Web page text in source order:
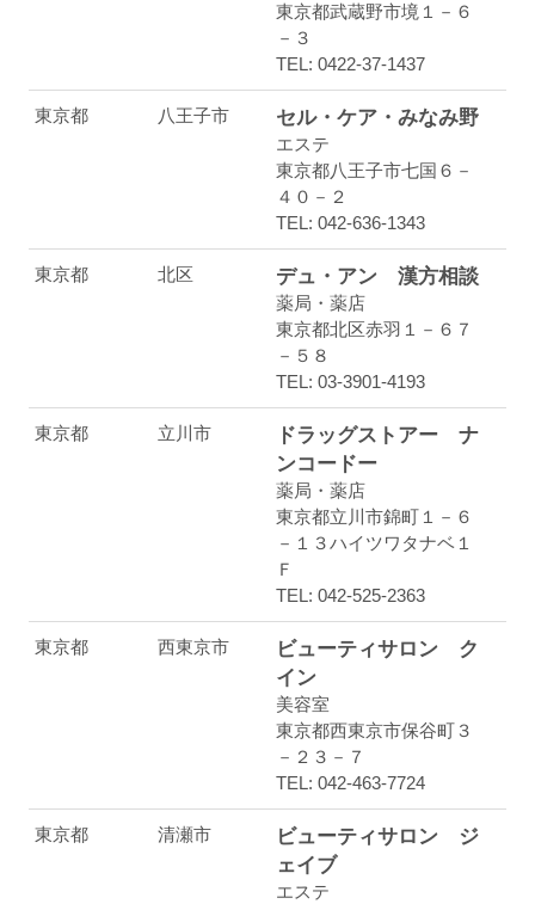
東京都武蔵野市境１－６
－３
TEL: 0422-37-1437
東京都 八王子市 セル・ケア・みなみ野
エステ
東京都八王子市七国６－
４０－２
TEL: 042-636-1343
東京都 北区 デュ・アン 漢方相談
薬局・薬店
東京都北区赤羽１－６７
－５８
TEL: 03-3901-4193
東京都 立川市
ドラッグストアー ナ
ンコードー
薬局・薬店
東京都立川市錦町１－６
－１３ハイツワタナベ１
Ｆ
TEL: 042-525-2363
東京都 西東京市
ビューティサロン ク
イン
美容室
東京都西東京市保谷町３
－２３－７
TEL: 042-463-7724
東京都 清瀬市
ビューティサロン ジ
ェイブ
エステ